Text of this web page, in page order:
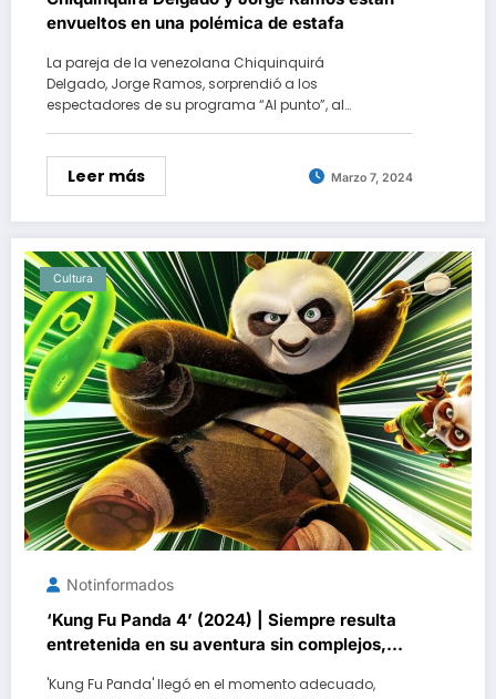
envueltos en una polémica de estafa
La pareja de la venezolana Chiquinquirá
Delgado, Jorge Ramos, sorprendió a los
espectadores de su programa “Al punto”, al…
Leer más Marzo 7, 2024
Cultura
Notinformados
‘Kung Fu Panda 4’ (2024) | Siempre resulta
entretenida en su aventura sin complejos,
peor de la saga
'Kung Fu Panda' llegó en el momento adecuado,